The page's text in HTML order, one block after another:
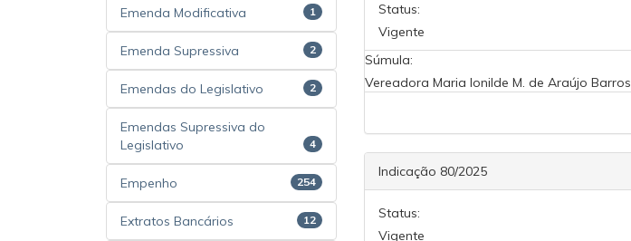
Emenda Modificativa 1
Emenda Supressiva 2
Emendas do Legislativo 2
Emendas Supressiva do
Legislativo
4
Empenho 254
Extratos Bancários 12
Status:
Vigente
Súmula:
Vereadora Maria Ionilde M. de Araújo Barros
Indicação 80/2025
Status:
Vigente